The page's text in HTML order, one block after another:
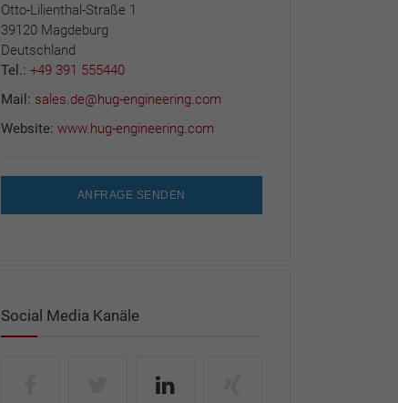
Otto-Lilienthal-Straße 1
39120 Magdeburg
Deutschland
Tel.: +49 391 555440
Mail: sales.de@hug-engineering.com
Website: www.hug-engineering.com
ANFRAGE SENDEN
Social Media Kanäle